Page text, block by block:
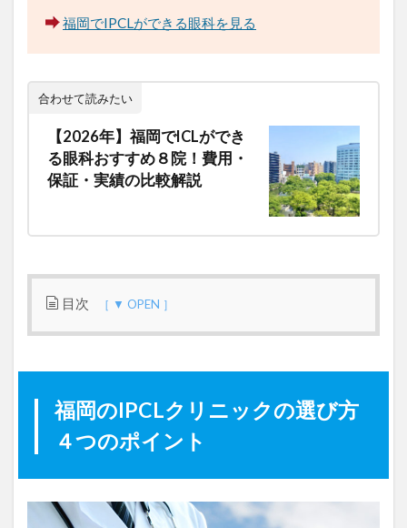
福岡でIPCLができる眼科を見る
合わせて読みたい
【2026年】福岡でICLができ
る眼科おすすめ８院！費用・
保証・実績の比較解説
目次
福
の
リ
福岡のIPCLクリニックの選び方
４つのポイント